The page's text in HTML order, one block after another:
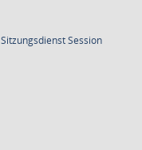
SitzungsdienstSession(Wird in